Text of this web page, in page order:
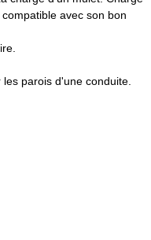
avec son bon
parois d'une conduite.